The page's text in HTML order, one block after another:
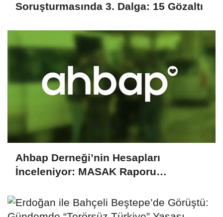
Soruşturmasında 3. Dalga: 15 Gözaltı
Ahbap Derneği’nin Hesapları
İnceleniyor: MASAK Raporu